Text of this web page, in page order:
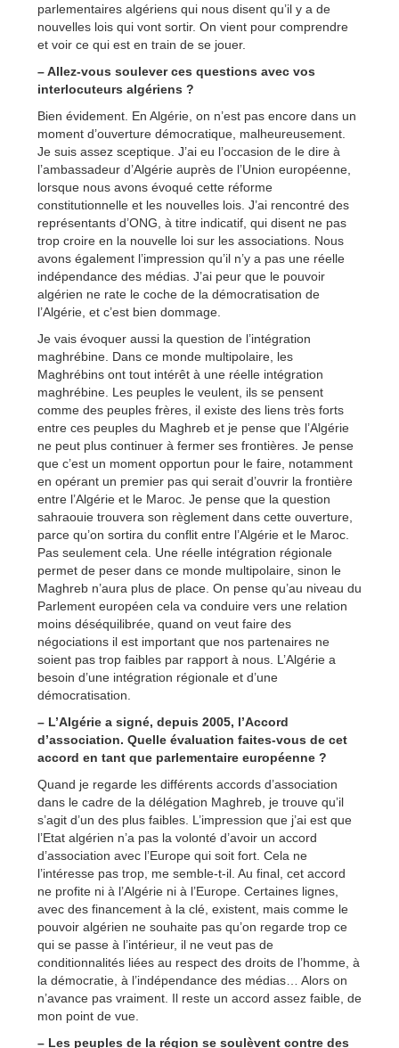
parlementaires algériens qui nous disent qu’il y a de
nouvelles lois qui vont sortir. On vient pour comprendre
et voir ce qui est en train de se jouer.
– Allez-vous soulever ces questions avec vos
interlocuteurs algériens ?
Bien évidement. En Algérie, on n’est pas encore dans un
moment d’ouverture démocratique, malheureusement.
Je suis assez sceptique. J’ai eu l’occasion de le dire à
l’ambassadeur d’Algérie auprès de l’Union européenne,
lorsque nous avons évoqué cette réforme
constitutionnelle et les nouvelles lois. J’ai rencontré des
représentants d’ONG, à titre indicatif, qui disent ne pas
trop croire en la nouvelle loi sur les associations. Nous
avons également l’impression qu’il n’y a pas une réelle
indépendance des médias. J’ai peur que le pouvoir
algérien ne rate le coche de la démocratisation de
l’Algérie, et c’est bien dommage.
Je vais évoquer aussi la question de l’intégration
maghrébine. Dans ce monde multipolaire, les
Maghrébins ont tout intérêt à une réelle intégration
maghrébine. Les peuples le veulent, ils se pensent
comme des peuples frères, il existe des liens très forts
entre ces peuples du Maghreb et je pense que l’Algérie
ne peut plus continuer à fermer ses frontières. Je pense
que c’est un moment opportun pour le faire, notamment
en opérant un premier pas qui serait d’ouvrir la frontière
entre l’Algérie et le Maroc. Je pense que la question
sahraouie trouvera son règlement dans cette ouverture,
parce qu’on sortira du conflit entre l’Algérie et le Maroc.
Pas seulement cela. Une réelle intégration régionale
permet de peser dans ce monde multipolaire, sinon le
Maghreb n’aura plus de place. On pense qu’au niveau du
Parlement européen cela va conduire vers une relation
moins déséquilibrée, quand on veut faire des
négociations il est important que nos partenaires ne
soient pas trop faibles par rapport à nous. L’Algérie a
besoin d’une intégration régionale et d’une
démocratisation.
– L’Algérie a signé, depuis 2005, l’Accord
d’association. Quelle évaluation faites-vous de cet
accord en tant que parlementaire européenne ?
Quand je regarde les différents accords d’association
dans le cadre de la délégation Maghreb, je trouve qu’il
s’agit d’un des plus faibles. L’impression que j’ai est que
l’Etat algérien n’a pas la volonté d’avoir un accord
d’association avec l’Europe qui soit fort. Cela ne
l’intéresse pas trop, me semble-t-il. Au final, cet accord
ne profite ni à l’Algérie ni à l’Europe. Certaines lignes,
avec des financement à la clé, existent, mais comme le
pouvoir algérien ne souhaite pas qu’on regarde trop ce
qui se passe à l’intérieur, il ne veut pas de
conditionnalités liées au respect des droits de l’homme, à
la démocratie, à l’indépendance des médias… Alors on
n’avance pas vraiment. Il reste un accord assez faible, de
mon point de vue.
– Les peuples de la région se soulèvent contre des